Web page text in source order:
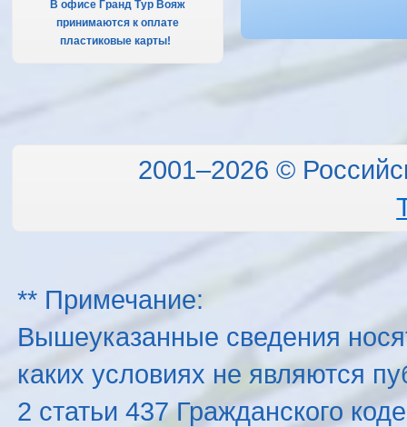
В офисе Гранд Тур Вояж
принимаются к оплате
пластиковые карты!
2001–2026 ©
** Примечание:
Вышеуказанные сведения
каких условиях не являются
2 статьи 437 Гражданского